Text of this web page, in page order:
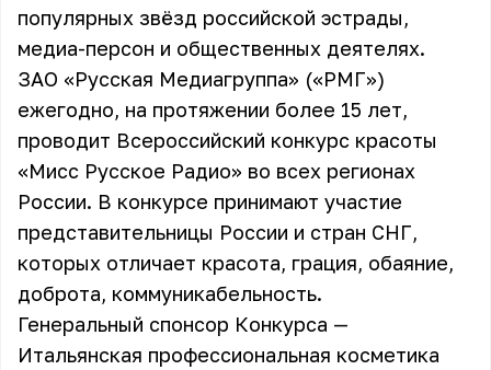
популярных звёзд российской эстрады,
медиа-персон и общественных деятелях.
ЗАО «Русская Медиагруппа» («РМГ»)
ежегодно, на протяжении более 15 лет,
проводит Всероссийский конкурс красоты
«Мисс Русское Радио» во всех регионах
России. В конкурсе принимают участие
представительницы России и стран СНГ,
которых отличает красота, грация, обаяние,
доброта, коммуникабельность.
Генеральный спонсор Конкурса —
Итальянская профессиональная косметика